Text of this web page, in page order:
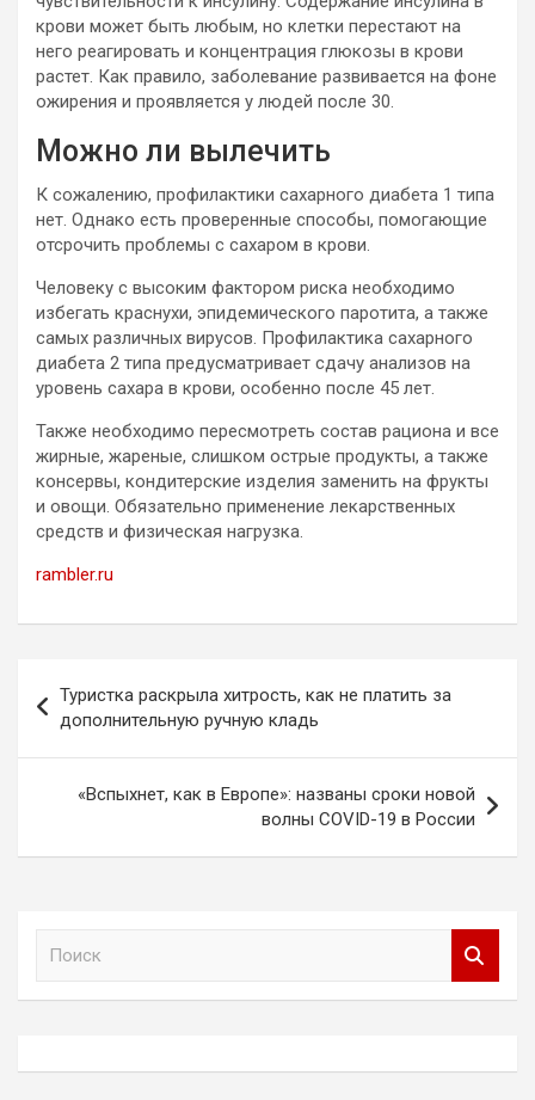
крови может быть любым, но клетки перестают на
него реагировать и концентрация глюкозы в крови
растет. Как правило, заболевание развивается на фоне
ожирения и проявляется у людей после 30.
Можно ли вылечить
К сожалению, профилактики сахарного диабета 1 типа
нет. Однако есть проверенные способы, помогающие
отсрочить проблемы с сахаром в крови.
Человеку с высоким фактором риска необходимо
избегать краснухи, эпидемического паротита, а также
самых различных вирусов. Профилактика сахарного
диабета 2 типа предусматривает сдачу анализов на
уровень сахара в крови, особенно после 45 лет.
Также необходимо пересмотреть состав рациона и все
жирные, жареные, слишком острые продукты, а также
консервы, кондитерские изделия заменить на фрукты
и овощи. Обязательно применение лекарственных
средств и физическая нагрузка.
rambler.ru
по
записям
Туристка раскрыла хитрость, как не платить за
дополнительную ручную кладь
«Вспыхнет, как в Европе»: названы сроки новой
волны COVID-19 в России